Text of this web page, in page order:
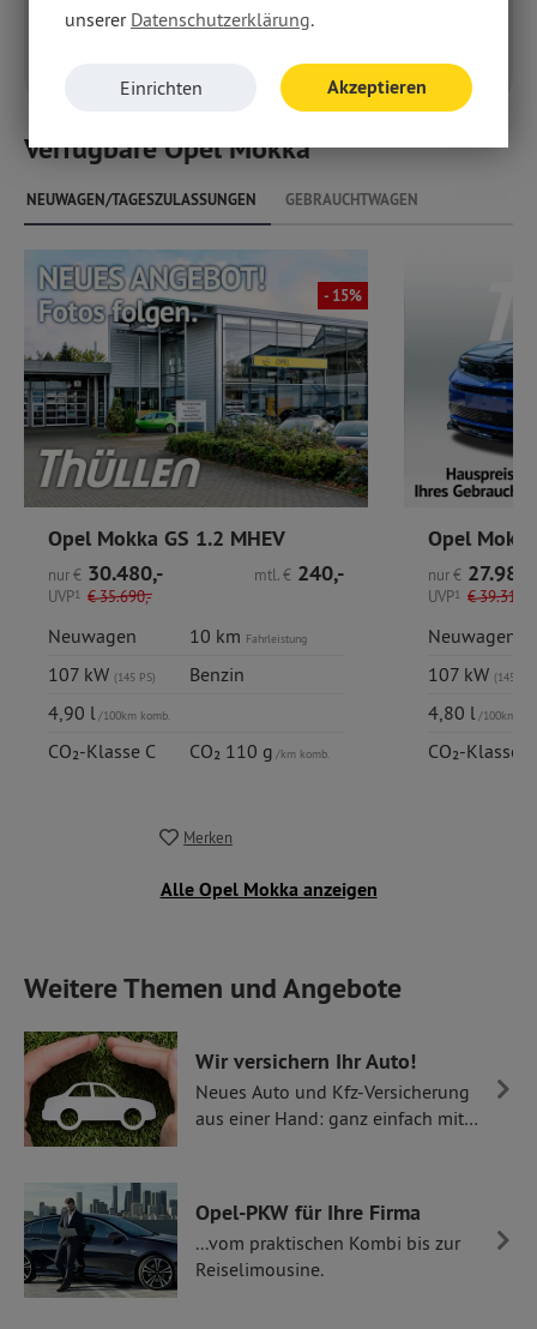
Konfigurieren Sie Ihr
Verfügbare Opel Mokka
NEUWAGEN/TAGESZULASSUNGEN GEBRAUCHTWAGEN
- 15%
Opel Mokka GS 1.2 MHEV
nur€ 30.480,-
UVP1 €35.690,-
mtl.€ 240,-
Neuwagen 10 km Fahrleistung
107 kW (145 PS)
Benzin
4,90 l/100km komb.
CO₂-Klasse C CO₂ 110 g/km komb.
Merken
nur€
UVP1 €39.314,-
Neuwagen
107 kW (145 PS)
4,80 l/100km
CO₂-Klasse C
Alle Opel Mokka anzeigen
Weitere Themen und Angebote
Wir versichern Ihr Auto!
Neues Auto und Kfz-Versicherung
aus einer Hand: ganz einfach mit
Opel-PKW für Ihre Firma
...vom praktischen Kombi bis zur
Reiselimousine.
unserer Datenschutzerklärung.
Einrichten Akzeptieren